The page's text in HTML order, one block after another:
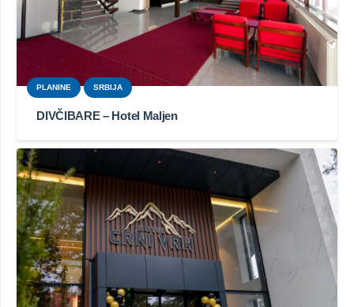
PLANINE SRBIJA
DIVČIBARE – Hotel Maljen